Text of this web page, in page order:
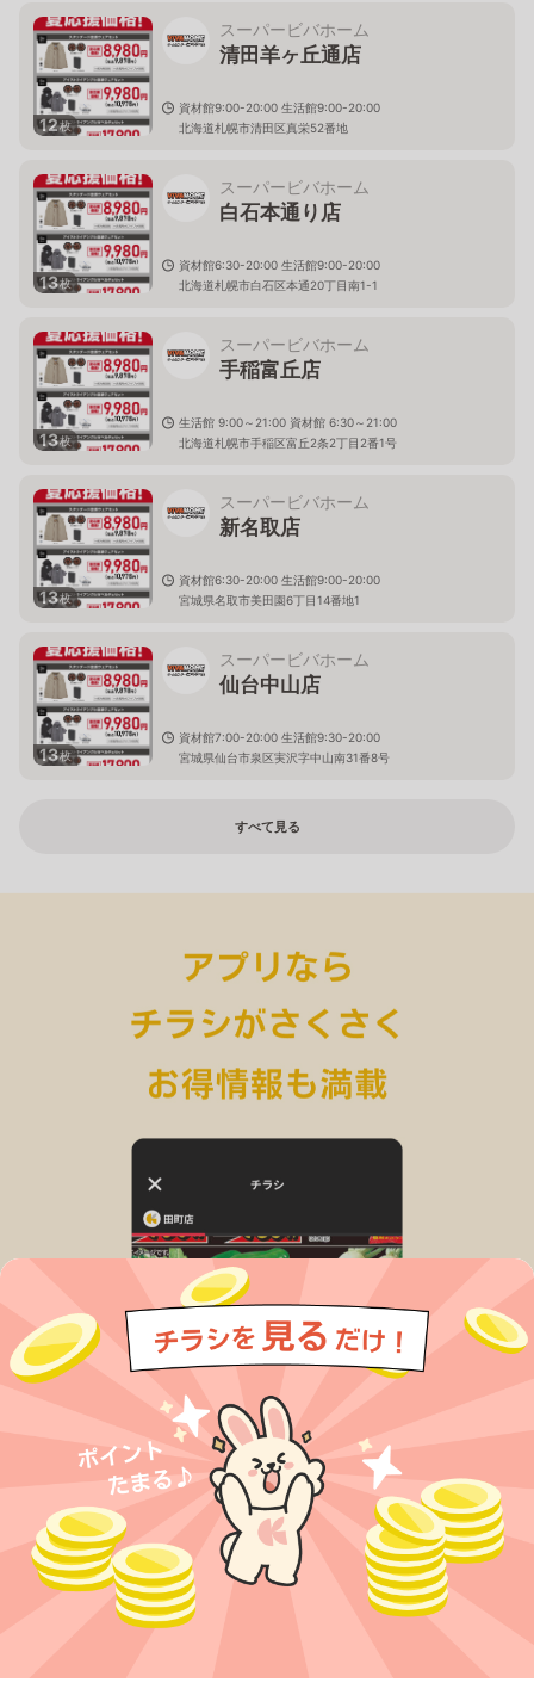
12枚
スーパービバホーム
清田羊ヶ丘通店
資材館9:00-20:00 生活館9:00-20:00
北海道札幌市清田区真栄52番地
13枚
スーパービバホーム
白石本通り店
資材館6:30-20:00 生活館9:00-20:00
北海道札幌市白石区本通20丁目南1-1
13枚
スーパービバホーム
手稲富丘店
生活館 9:00～21:00 資材館 6:30～21:00
北海道札幌市手稲区富丘2条2丁目2番1号
13枚
スーパービバホーム
新名取店
資材館6:30-20:00 生活館9:00-20:00
宮城県名取市美田園6丁目14番地1
13枚
スーパービバホーム
仙台中山店
資材館7:00-20:00 生活館9:30-20:00
宮城県仙台市泉区実沢字中山南31番8号
すべて見る